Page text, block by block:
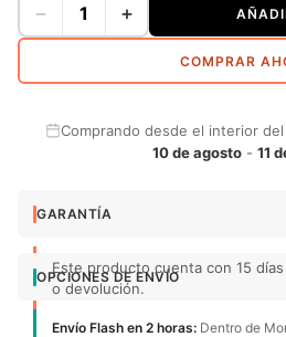
− +
COMPRAR
Comprando desde el interior
10 de agosto- 11
GARANTÍA
Este producto cuenta con 15
o devolución.
OPCIONES DE ENVÍO
Envío Flash en 2 horas: Dentro de